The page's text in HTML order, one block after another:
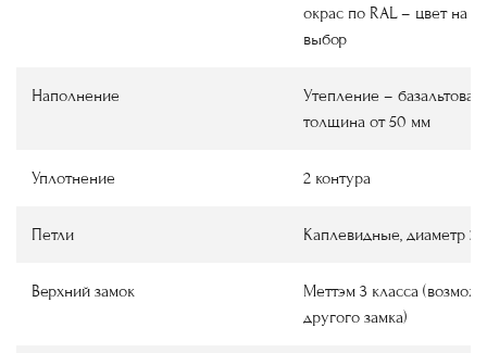
окрас по RAL– цвет на
выбор
Наполнение Утепление – базальтовая
толщина от 50 мм
Уплотнение 2 контура
Петли Каплевидные, диаметр
Верхний замок
Меттэм 3 класса
другого замка)